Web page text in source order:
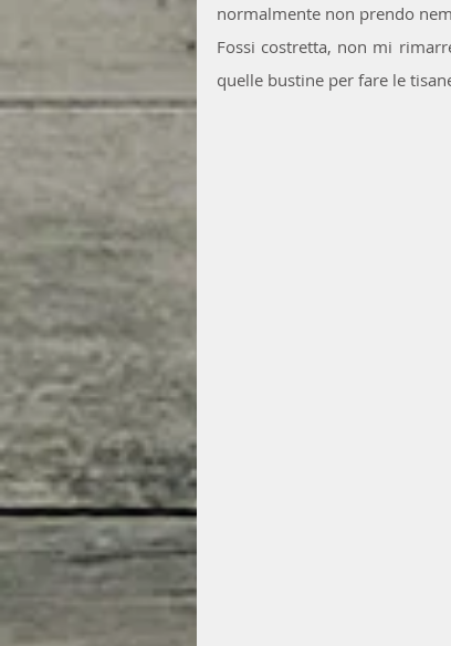
normalmente non prendo
Fossi costretta, non mi
quelle bustine per fare le